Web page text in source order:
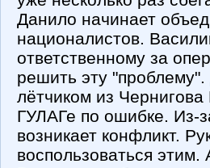
Данило начинает
националистов.
ответственному за
решить эту
лётчиком из
ГУЛАГе по ошибке. Из-
возникает конфликт.
воспользоваться